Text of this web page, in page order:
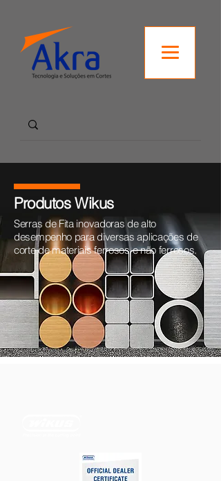
Produtos Wikus
Serras de Fita inovadoras de alto
desempenho para diversas aplicações de
corte de materiais ferrosos e não ferrosos.